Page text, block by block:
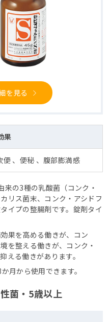
を見る
果
、便秘 、腹部膨満感
来の3種の乳酸菌（コンク・
リス菌末、コンク・アシドフ
イプの整腸剤です。錠剤タイ
果を高める働きが、コン
を整える働きが、コンク・
える働きがあります。
月から使用できます。
菌・5歳以上